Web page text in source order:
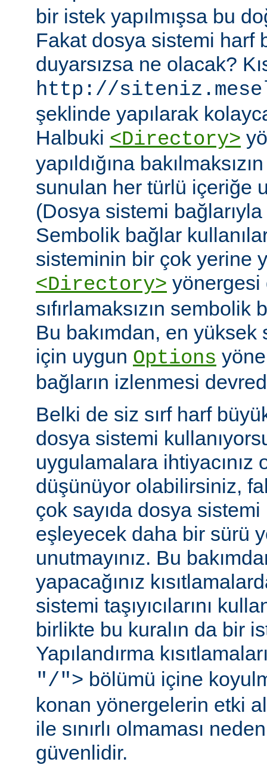
bir istek yapılmışsa bu
Fakat dosya sistemi harf
duyarsızsa ne olacak?
http://
şeklinde yapılarak
Halbuki <Directory>
yapıldığına
sunulan her türlü içeriğe
(Dosya sistemi
Sembolik bağlar
sisteminin bir çok yerine
<Directory> yönergesi
sıfırlamaksızın sembolik
Bu bakımdan, en
için uygun Options
bağların izlenmesi
Belki de siz sırf harf
dosya sistemi
uygulamalara ihtiyacınız
düşünüyor olabilirsiniz,
çok sayıda dosya
eşleyecek daha bir sürü
unutmayınız. Bu
yapacağınız
sistemi taşıyıcılarını
birlikte bu kuralın da bir
Yapılandırma
"/"> bölümü içine
konan yönergelerin etki
ile sınırlı olmaması
güvenlidir.